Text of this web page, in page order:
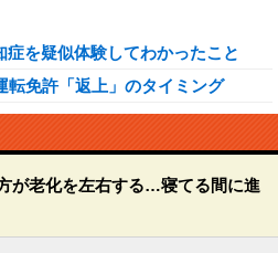
を疑似体験してわかったこと
転免許「返上」のタイミング
が老化を左右する…寝てる間に進